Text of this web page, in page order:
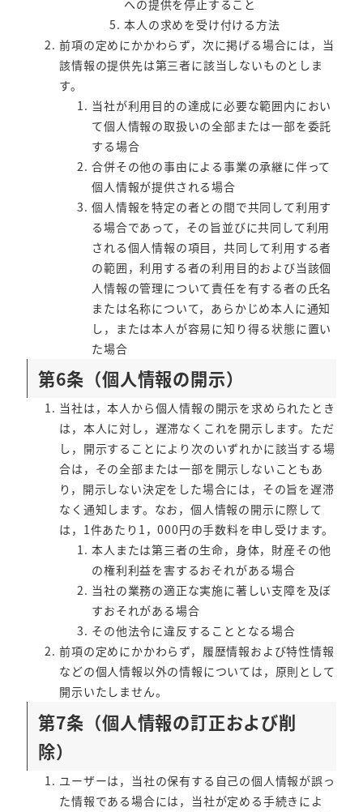
への提供を停止すること
本人の求めを受け付ける方法
前項の定めにかかわらず，次に掲げる場合には，当
該情報の提供先は第三者に該当しないものとしま
す。
当社が利用目的の達成に必要な範囲内におい
て個人情報の取扱いの全部または一部を委託
する場合
合併その他の事由による事業の承継に伴って
個人情報が提供される場合
個人情報を特定の者との間で共同して利用す
る場合であって，その旨並びに共同して利用
される個人情報の項目，共同して利用する者
の範囲，利用する者の利用目的および当該個
人情報の管理について責任を有する者の氏名
または名称について，あらかじめ本人に通知
し，または本人が容易に知り得る状態に置い
た場合
第6条（個人情報の開示）
当社は，本人から個人情報の開示を求められたとき
は，本人に対し，遅滞なくこれを開示します。ただ
し，開示することにより次のいずれかに該当する場
合は，その全部または一部を開示しないこともあ
り，開示しない決定をした場合には，その旨を遅滞
なく通知します。なお，個人情報の開示に際して
は，1件あたり1，000円の手数料を申し受けます。
本人または第三者の生命，身体，財産その他
の権利利益を害するおそれがある場合
当社の業務の適正な実施に著しい支障を及ぼ
すおそれがある場合
その他法令に違反することとなる場合
前項の定めにかかわらず，履歴情報および特性情報
などの個人情報以外の情報については，原則として
開示いたしません。
第7条（個人情報の訂正および削
除）
ユーザーは，当社の保有する自己の個人情報が誤っ
た情報である場合には，当社が定める手続きによ